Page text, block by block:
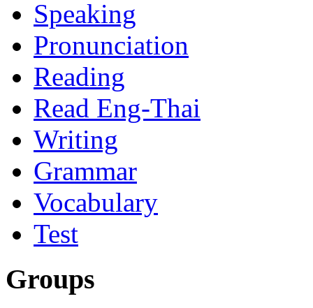
Speaking
Pronunciation
Reading
Read Eng-Thai
Writing
Grammar
Vocabulary
Test
Groups